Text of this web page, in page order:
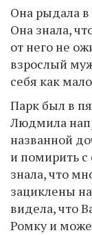
Она рыдала в
Она знала,
от него не
взрослый
себя как
Парк был в
Людмила
названной
и помирить с
знала, что
зациклены
видела, что
Ромку и